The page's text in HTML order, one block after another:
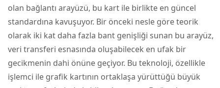
olan bağlantı arayüzü, bu kart ile birlikte en güncel
standardına kavuşuyor. Bir önceki nesle göre teorik
olarak iki kat daha fazla bant genişliği sunan bu arayüz,
veri transferi esnasında oluşabilecek en ufak bir
gecikmenin dahi önüne geçiyor. Bu teknoloji, özellikle
işlemci ile grafik kartının ortaklaşa yürüttüğü büyük